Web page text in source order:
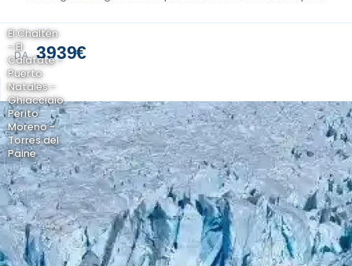
DA 3939€
El Chaltén
- El
Calafate -
Puerto
Natales -
Ghiacciaio
Perito
Moreno -
Torres del
Paine